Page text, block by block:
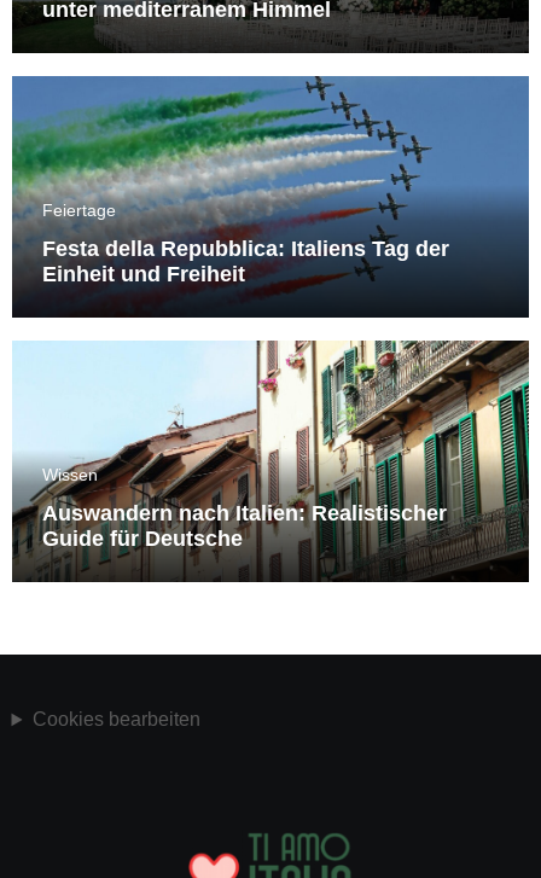
unter mediterranem Himmel
Feiertage
Festa della Repubblica: Italiens Tag der
Einheit und Freiheit
Wissen
Auswandern nach Italien: Realistischer
Guide für Deutsche
Cookies bearbeiten